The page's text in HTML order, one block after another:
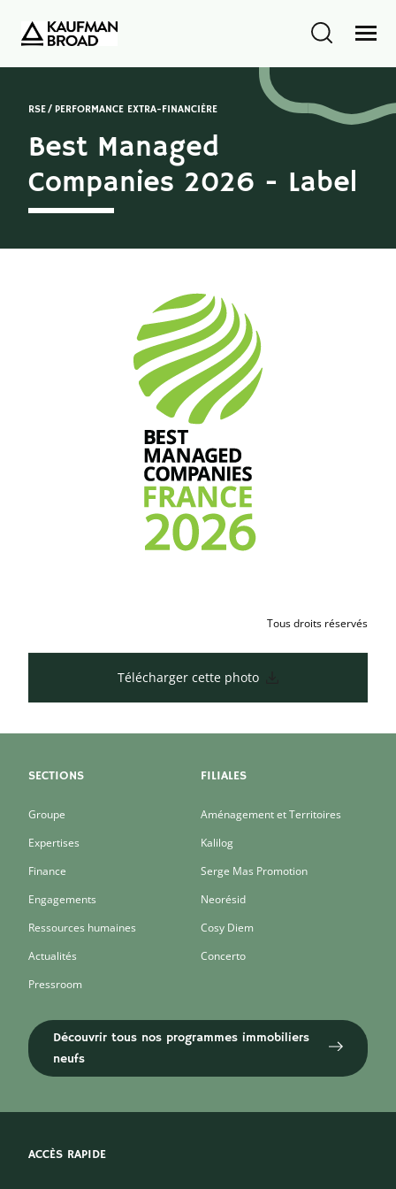
RSE PERFORMANCE EXTRA-FINANCIÈRE
Best Managed
Companies 2026 - Label
Tous droits réservés
Télécharger cette photo
SECTIONS
Groupe
Expertises
Finance
Engagements
Ressources humaines
Actualités
Pressroom
FILIALES
Aménagement et Territoires
Kalilog
Serge Mas Promotion
Neorésid
Cosy Diem
Concerto
Découvrir tous nos programmes immobiliers
neufs
ACCÈS RAPIDE